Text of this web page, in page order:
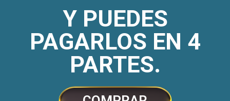
Y PUEDES
PAGARLOS EN 4
PARTES.